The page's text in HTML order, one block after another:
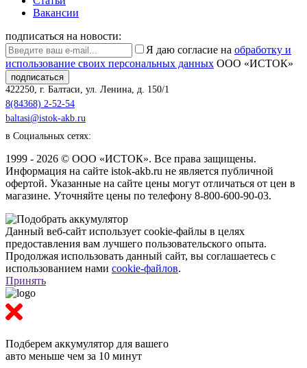
Вакансии
подписаться на новости:
Я даю согласие на обработку и
использование своих персональных данных ООО «ИСТОК»
подписаться
422250 г. Балтаси ул. Ленина, д. 150/1
8(84368) 2-52-54
baltasi@istok-akb.ru
в Социальных сетях:
1999 - 2026 © ООО «ИСТОК». Все права защищены.
Информация на сайте istok-akb.ru не является публичной
офертой. Указанные на сайте цены могут отличаться от цен в
магазине. Уточняйте цены по телефону 8-800-600-90-03.
Данный веб-сайт использует cookie-файлы в целях
предоставления вам лучшего пользовательского опыта.
Продолжая использовать данный сайт, вы соглашаетесь с
использованием нами cookie-файлов.
Принять
Подберем аккумулятор для вашего
авто меньше чем за 10 минут